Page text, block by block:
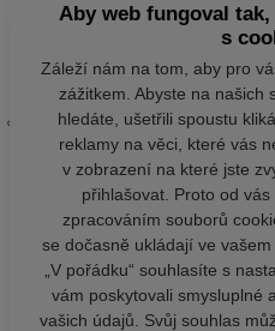
Aby web fungoval
s
Záleží nám na tom, aby pro
zážitkem. Abyste na našich
hledáte, ušetřili spoustu
reklamy na věci, které vás
v zobrazení na které jste
přihlašovat. Proto od
zpracováním souborů
se dočasně ukládají ve
„V pořádku“ souhlasíte s
vám poskytovali smysluplné
vašich údajů. Svůj souhlas